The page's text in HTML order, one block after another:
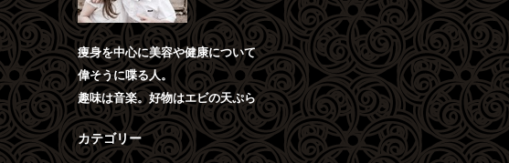
痩身を中心に美容や健康について
偉そうに喋る人。
趣味は音楽。好物はエビの天ぷら
カテゴリー